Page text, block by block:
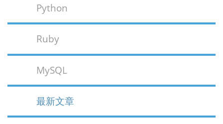
Python
Ruby
MySQL
最新文章